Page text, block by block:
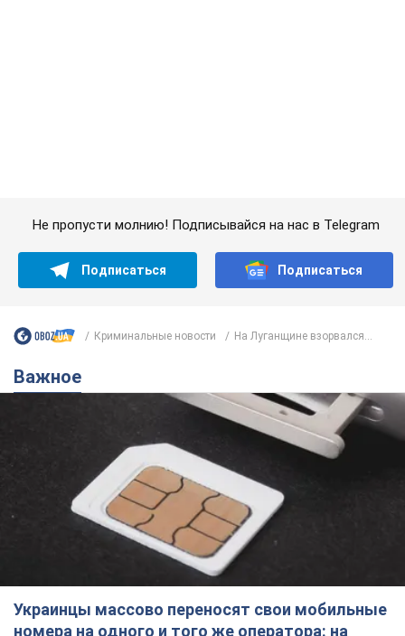
номера на одного и того же оператора: на
какой чаще всего переходят
Мобильные тарифы достигли критического предела
62,0 т.
Украинцев планируют отселять из
квартир: "слуга народа" рассказала,
кто будет принимать решение о
Зачем жилища украинцев хотят сносить
10 часов назад 57,5 т.